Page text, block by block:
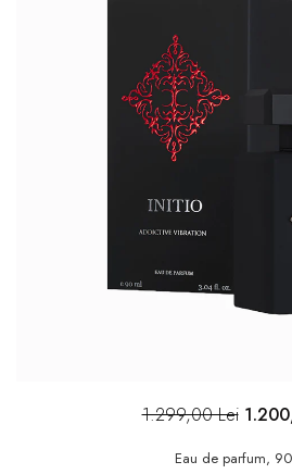
1.299,00 Lei
Eau de parfum,